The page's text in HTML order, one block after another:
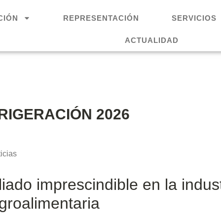
REPRESENTACIÓN SERVICIOS
ACTUALIDAD
2026
imprescindible en la